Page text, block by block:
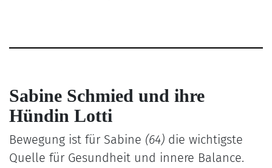
Sabine Schmied und ihre
Hündin Lotti
Bewegung ist für Sabine (64) die wichtigste
Quelle für Gesundheit und innere Balance.